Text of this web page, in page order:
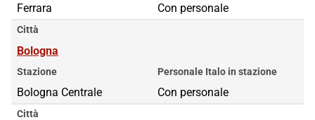
Ferrara Con personale
Città
Bologna
Stazione
Bologna Centrale
Personale Italo in stazione
Con personale
Città